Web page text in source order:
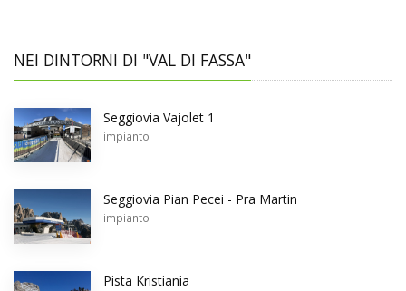
NEI DINTORNI DI "VAL DI FASSA"
Seggiovia Vajolet 1
impianto
Seggiovia Pian Pecei - Pra Martin
impianto
Pista Kristiania